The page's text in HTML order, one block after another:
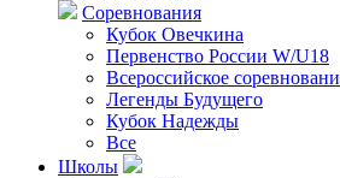
Соревнования
Кубок Овечкина
Первенство России W/U18
Всероссийское
Легенды Будущего
Кубок Надежды
Все
Школы